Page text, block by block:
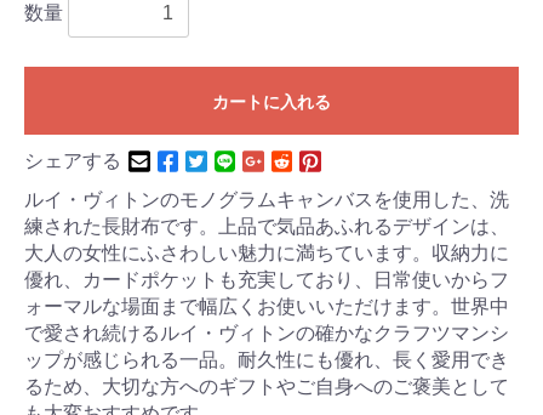
数量
カートに入れる
シェアする
ルイ・ヴィトンのモノグラムキャンバスを使用した、洗
練された長財布です。上品で気品あふれるデザインは、
大人の女性にふさわしい魅力に満ちています。収納力に
優れ、カードポケットも充実しており、日常使いからフ
ォーマルな場面まで幅広くお使いいただけます。世界中
で愛され続けるルイ・ヴィトンの確かなクラフツマンシ
ップが感じられる一品。耐久性にも優れ、長く愛用でき
るため、大切な方へのギフトやご自身へのご褒美として